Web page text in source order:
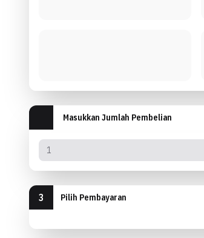
Masukkan Jumlah Pembelian
3 Pilih Pembayaran